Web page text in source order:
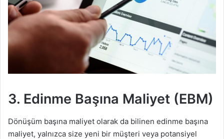
3. Edinme Başına Maliyet (EBM)
Dönüşüm başına maliyet olarak da bilinen edinme başına
maliyet, yalnızca size yeni bir müşteri veya potansiyel